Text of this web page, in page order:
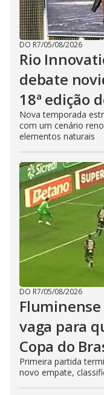
DO R7/05/08/2026
Rio
debate
18ª edição
Nova temporada
com um cenário
elementos naturais
DO R7/05/08/2026
vaga para
Copa do
Primeira partida
novo empate,